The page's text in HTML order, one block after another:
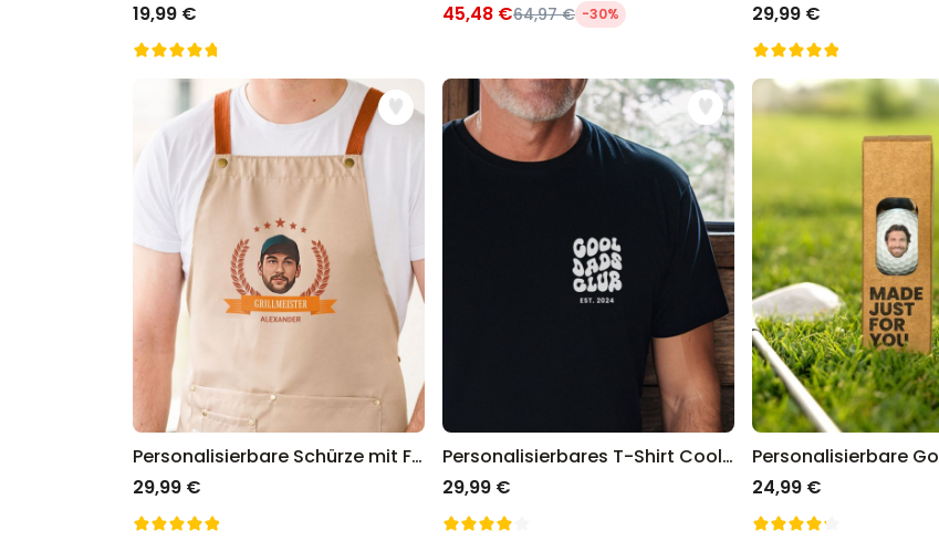
19,99 €
45,48 €64,97 € -30%
29,99 €
Personalisierbare Schürze mit Foto und Kranz
29,99 €
Personalisierbares T-Shirt Cool Moms & Dads Club
29,99 €
24,99 €